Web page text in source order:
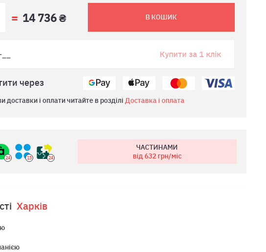
14 736 ₴ В КОШИК
Купити за 1 клік
через
доставки і оплати читайте в розділі Доставка і оплата
24 15 24
ЧАСТИНАМИ
від 632грн/міс
Харкiв